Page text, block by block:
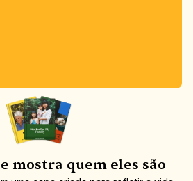
mostra quem eles são